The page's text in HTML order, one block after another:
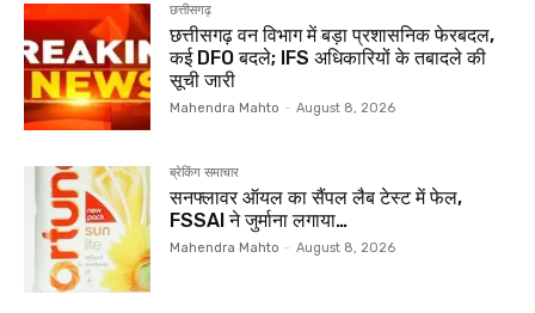
छत्तीसगढ़
छत्तीसगढ़ वन विभाग में बड़ा प्रशासनिक फेरबदल,
कई DFO बदले; IFS अधिकारियों के तबादले की
सूची जारी
Mahendra Mahto - August 8, 2026
ब्रेकिंग समाचार
सनफ्लावर ऑयल का सैंपल लैब टेस्ट में फेल,
FSSAI ने जुर्माना लगाया…
Mahendra Mahto - August 8, 2026